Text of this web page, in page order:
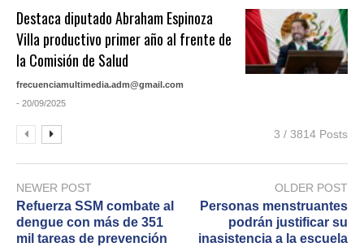
Destaca diputado Abraham Espinoza
Villa productivo primer año al frente de
la Comisión de Salud
frecuenciamultimedia.adm@gmail.com
- 20/09/2025
3 / 3814 Posts
NEWER POST
Refuerza SSM combate al
dengue con más de 351
mil tareas de prevención
OLDER POST
Personas menstruantes
podrán justificar su
inasistencia a la escuela